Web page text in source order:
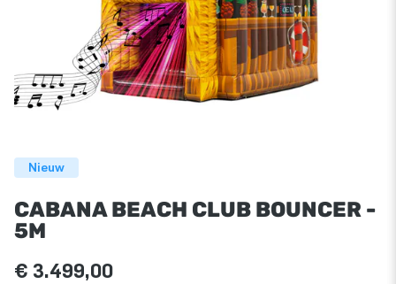
Nieuw
CABANA BEACH CLUB BOUNCER -
5M
€ 3.499,00